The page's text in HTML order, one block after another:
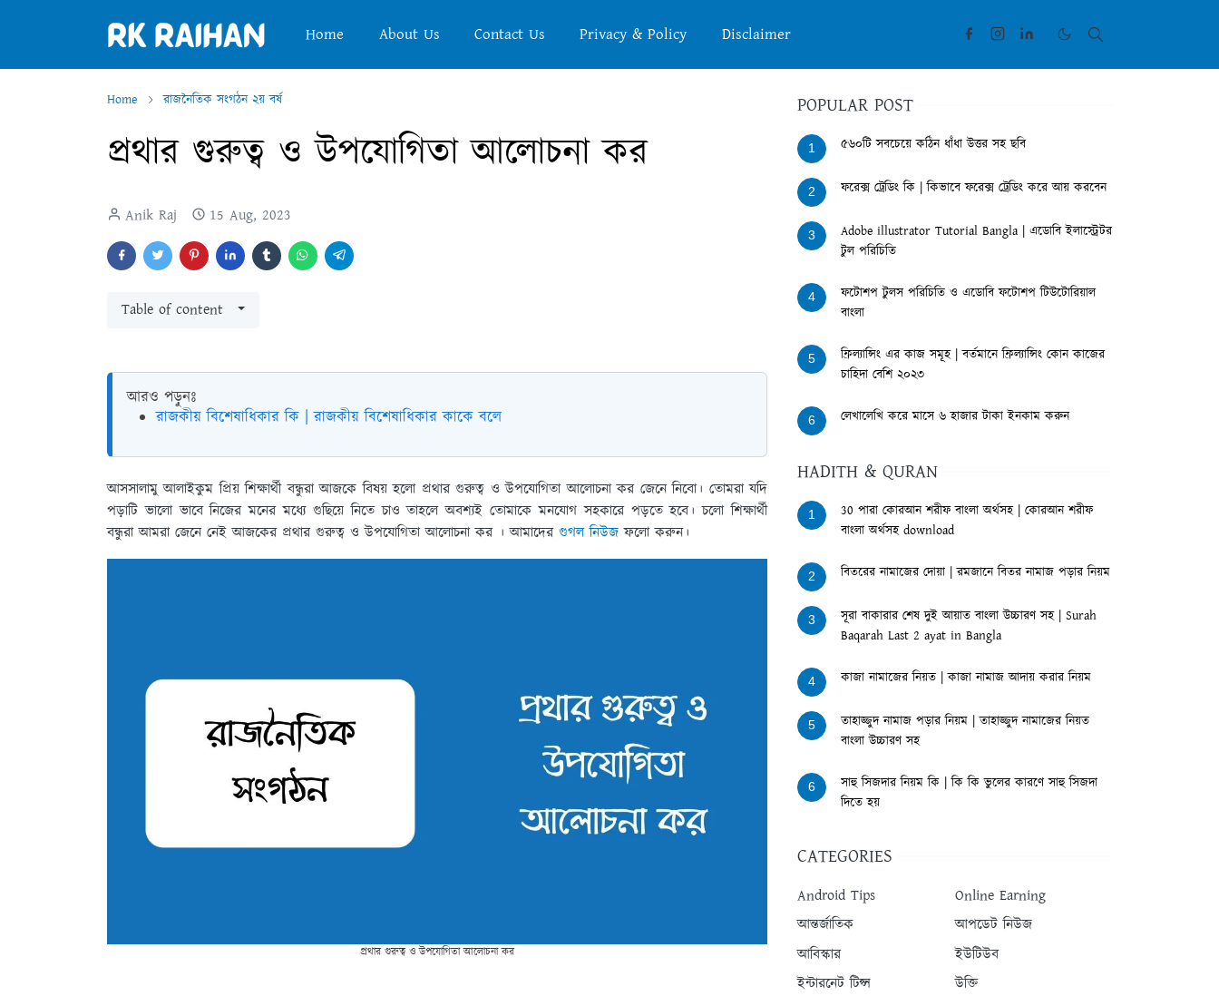
Home About Us Contact Us Privacy & Policy Disclaimer
Home রাজনৈতিক সংগঠন ২য় বর্ষ
প্রথার গুরুত্ব ও উপযোগিতা আলোচনা কর
Anik Raj 15 Aug, 2023
Table of content
আরও পড়ুনঃ
রাজকীয় বিশেষাধিকার কি | রাজকীয় বিশেষাধিকার কাকে বলে
আসসালামু আলাইকুম প্রিয় শিক্ষার্থী বন্ধুরা আজকে বিষয় হলো প্রথার গুরুত্ব ও উপযোগিতা আলোচনা কর জেনে নিবো। তোমরা যদি
পড়াটি ভালো ভাবে নিজের মনের মধ্যে গুছিয়ে নিতে চাও তাহলে অবশ্যই তোমাকে মনযোগ সহকারে পড়তে হবে। চলো শিক্ষার্থী
বন্ধুরা আমরা জেনে নেই আজকের প্রথার গুরুত্ব ও উপযোগিতা আলোচনা কর । আমাদের গুগল নিউজ ফলো করুন।
প্রথার গুরুত্ব ও উপযোগিতা আলোচনা কর
POPULAR POST
1 ৫৬০টি সবচেয়ে কঠিন ধাঁধা উত্তর সহ ছবি
2 ফরেক্স ট্রেডিং কি | কিভাবে ফরেক্স ট্রেডিং করে আয় করবেন
3
Adobe illustrator Tutorial Bangla | এডোবি ইলাস্ট্রেটর
টুল পরিচিতি
4
ফটোশপ টুলস পরিচিতি ও এডোবি ফটোশপ টিউটোরিয়াল
বাংলা
5
ফ্রিল্যান্সিং এর কাজ সমূহ | বর্তমানে ফ্রিল্যান্সিং কোন কাজের
চাহিদা বেশি ২০২৩
6 লেখালেখি করে মাসে ৬ হাজার টাকা ইনকাম করুন
HADITH & QURAN
1
30 পারা কোরআন শরীফ বাংলা অর্থসহ | কোরআন শরীফ
বাংলা অর্থসহ download
2 বিতরের নামাজের দোয়া | রমজানে বিতর নামাজ পড়ার নিয়ম
3
সূরা বাকারার শেষ দুই আয়াত বাংলা উচ্চারণ সহ | Surah
Baqarah Last 2 ayat in Bangla
4 কাজা নামাজের নিয়ত | কাজা নামাজ আদায় করার নিয়ম
5
তাহাজ্জুদ নামাজ পড়ার নিয়ম | তাহাজ্জুদ নামাজের নিয়ত
বাংলা উচ্চারণ সহ
6
সাহু সিজদার নিয়ম কি | কি কি ভুলের কারণে সাহু সিজদা
দিতে হয়
CATEGORIES
Android Tips
Online Earning
আন্তর্জাতিক
আপডেট নিউজ
আবিস্কার
ইউটিউব
ইন্টারনেট টিপ্স
উক্তি